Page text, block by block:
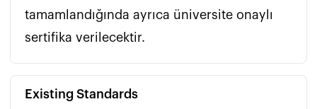
tamamlandığında ayrıca üniversite onaylı
sertifika verilecektir.
Existing Standards